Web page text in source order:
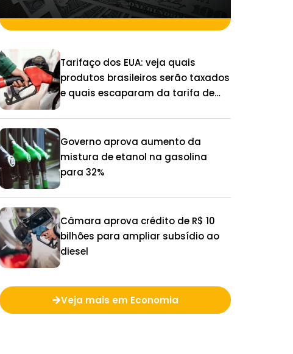
Tarifaço dos EUA: veja quais
produtos brasileiros serão taxados
e quais escaparam da tarifa de
Governo aprova aumento da
mistura de etanol na gasolina
para 32%
Câmara aprova crédito de R$ 10
bilhões para ampliar subsídio ao
diesel
Veja mais em Economia